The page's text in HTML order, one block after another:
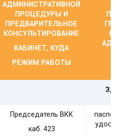
АДМИНИСТРАТИВНОЙ
ПРОЦЕДУРЫ И
ПРЕДВАРИТЕЛЬНОЕ
КОНСУЛЬТИРОВАНИЕ
КАБИНЕТ, КУДА
РЕЖИМ РАБОТЫ
Председатель ВКК
каб. 423